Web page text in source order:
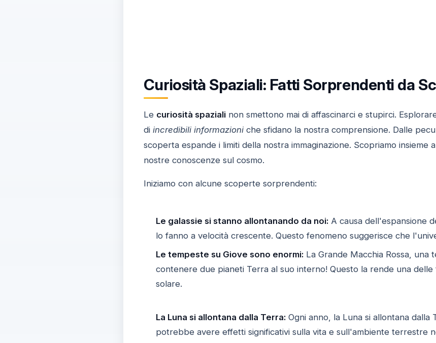
Curiosità Spaziali: Fatti Sorprendenti da
Le curiosità spazialinon smettono mai di affascinarci e stupirci.
di incredibili informazioniche sfidano la nostra comprensione. Dalle
scoperta espande i limiti della nostra immaginazione. Scopriamo insieme
nostre conoscenze sul cosmo.
Iniziamo con alcune scoperte sorprendenti:
Le galassie si stanno allontanando da noi:A causa dell'espansione
lo fanno a velocità crescente. Questo fenomeno suggerisce che
Le tempeste su Giove sono enormi:La Grande Macchia Rossa, una
contenere due pianeti Terra al suo interno! Questo la rende una
solare.
La Luna si allontana dalla Terra:Ogni anno, la Luna si allontana dalla
potrebbe avere effetti significativi sulla vita e sull'ambiente terrestre